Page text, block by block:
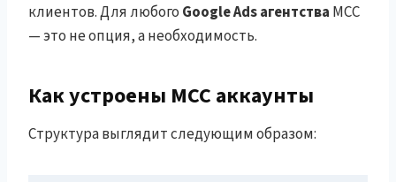
клиентов. Для любого Google Ads агентства MCC
— это не опция, а необходимость.
Как устроены MCC аккаунты
Структура выглядит следующим образом: